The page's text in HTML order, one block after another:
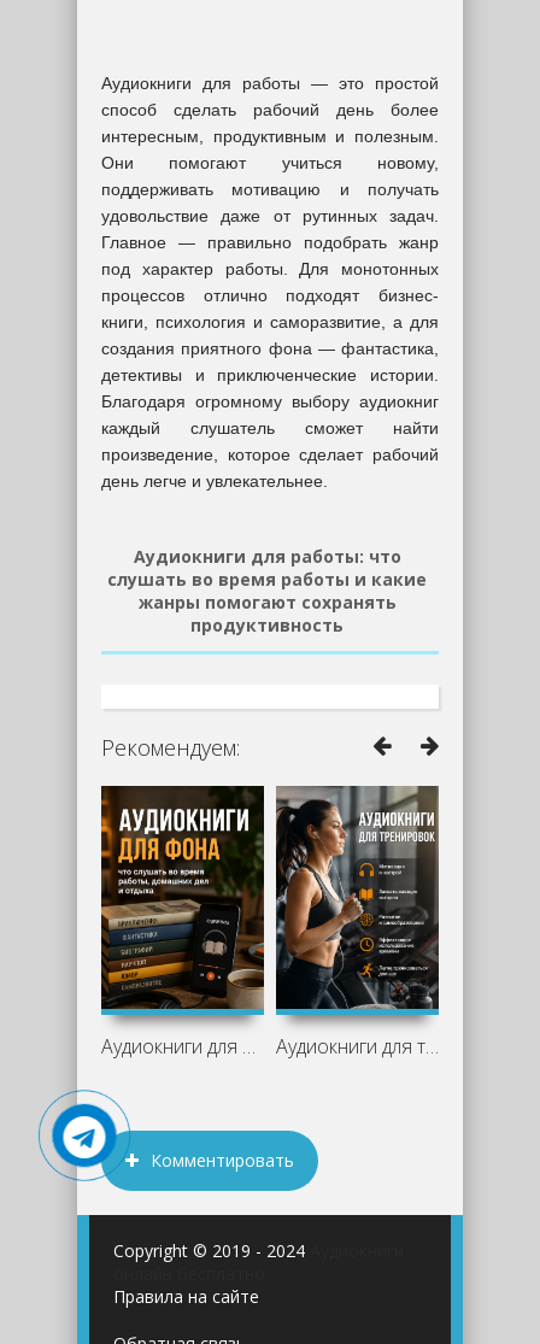
Аудиокниги для работы — это простой
способ сделать рабочий день более
интересным, продуктивным и полезным.
Они помогают учиться новому,
поддерживать мотивацию и получать
удовольствие даже от рутинных задач.
Главное — правильно подобрать жанр
под характер работы. Для монотонных
процессов отлично подходят бизнес-
книги, психология и саморазвитие, а для
создания приятного фона — фантастика,
детективы и приключенческие истории.
Благодаря огромному выбору аудиокниг
каждый слушатель сможет найти
произведение, которое сделает рабочий
день легче и увлекательнее.
Аудиокниги для работы: что
слушать во время работы и какие
жанры помогают сохранять
продуктивность
Рекомендуем:
Аудиокниги для фона: что слушать во Аудиокниги для тренировок: отличный
Комментировать
Copyright © 2019 - 2024
Правила на сайте